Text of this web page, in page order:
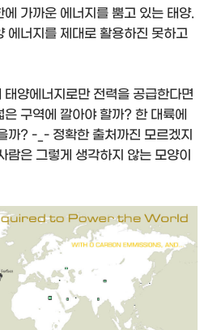
가까운 에너지를 뿜고 있는 태양.
에너지를 제대로 활용하진 못하고
양에너지로만 전력을 공급한다면
구역에 깔아야 할까? 한 대륙에
까? -_- 정확한 출처까진 모르겠지
람은 그렇게 생각하지 않는 모양이